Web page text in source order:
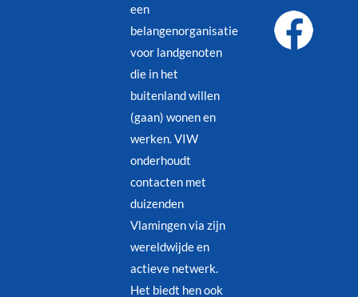
een
belangenorganisatie
voor landgenoten
die in het
buitenland willen
(gaan) wonen en
werken. VIW
onderhoudt
contacten met
duizenden
Vlamingen via zijn
wereldwijde en
actieve netwerk.
Het biedt hen ook